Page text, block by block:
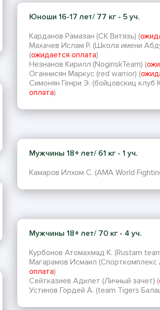
Юноши 16-17 лет/ 77 кг - 5 уч.
Карданов Рамазан (СК Витязь) (
Махачев Ислам Р. (Школа имени
(ожидается оплата)
Незнанов Кирилл (NoginskTeam) (
Оганнисян Маркус (red warrior) (
Симонян Генри Э. (бойцовскиц клуб
оплата)
Мужчины 18+ лет/ 61 кг - 1 уч.
Камаров Илхом С. (AMA World
Мужчины 18+ лет/ 70 кг - 4 уч.
Курбонов Атомахмад К. (Rustam
Магарамов Исмаил (Спорткомплекс
оплата)
Сейтказиев Адилет (Личный зачет) (
Устинов Гордей А. (team Tigers